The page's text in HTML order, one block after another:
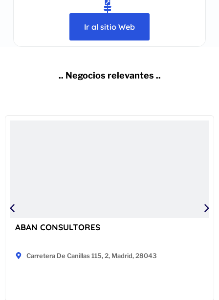
Ir al sitio Web
.. Negocios relevantes ..
ABAN CONSULTORES
Carretera De Canillas 115, 2, Madrid, 28043